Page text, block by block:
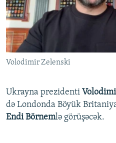
Volodimir Zelenski
Ukrayna prezidenti
də Londonda Böyük
Endi Börnemlə görüşəcək.